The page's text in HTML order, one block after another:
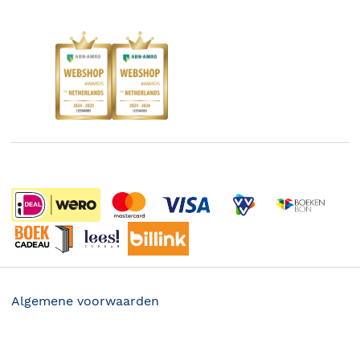
Discriminerende boeken
Kinderboekenweek
Boekenbon
De Nationale Voorleesdagen
Wet op de Vaste Boekenprijs
Winacties
Algemene voorwaarden